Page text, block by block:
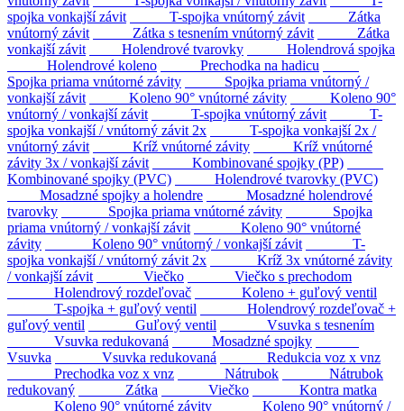
spojka vonkajší závit
T-spojka vnútorný závit
Zátka
vnútorný závit
Zátka s tesnením vnútorný závit
Zátka
vonkajší závit
Holendrové tvarovky
Holendrová spojka
Holendrové koleno
Prechodka na hadicu
Spojka priama vnútorné závity
Spojka priama vnútorný /
vonkajší závit
Koleno 90° vnútorné závity
Koleno 90°
vnútorný / vonkajší závit
T-spojka vnútorný závit
T-
spojka vonkajší / vnútorný závit 2x
T-spojka vonkajší 2x /
vnútorný závit
Kríž vnútorné závity
Kríž vnútorné
závity 3x / vonkajší závit
Kombinované spojky (PP)
Kombinované spojky (PVC)
Holendrové tvarovky (PVC)
Mosadzné spojky a holendre
Mosadzné holendrové
tvarovky
Spojka priama vnútorné závity
Spojka
priama vnútorný / vonkajší závit
Koleno 90° vnútorné
závity
Koleno 90° vnútorný / vonkajší závit
T-
spojka vonkajší / vnútorný závit 2x
Kríž 3x vnútorné závity
/ vonkajší závit
Viečko
Viečko s prechodom
Holendrový rozdeľovač
Koleno + guľový ventil
T-spojka + guľový ventil
Holendrový rozdeľovač +
guľový ventil
Guľový ventil
Vsuvka s tesnením
Vsuvka redukovaná
Mosadzné spojky
Vsuvka
Vsuvka redukovaná
Redukcia voz x vnz
Prechodka voz x vnz
Nátrubok
Nátrubok
redukovaný
Zátka Viečko
Kontra matka
Koleno 90° vnútorné závity
Koleno 90° vnútorný /